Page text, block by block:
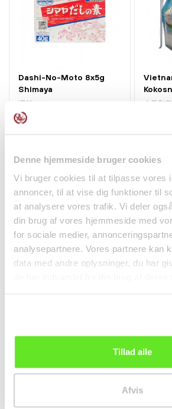
Denne hjemmeside bruger cookies
Vi bruger cookies til at tilpasse vores
annoncer, til at vise dig funktioner til
at analysere vores trafik. Vi deler
din brug af vores hjemmeside med
for sociale medier,
analysepartnere. Vores partnere kan
data med andre oplysninger, du har
Tillad alle
Afvis
Dashi-No-Moto 8x5g
Shimaya
调料
kr26.00
1stk...
水果和
210g